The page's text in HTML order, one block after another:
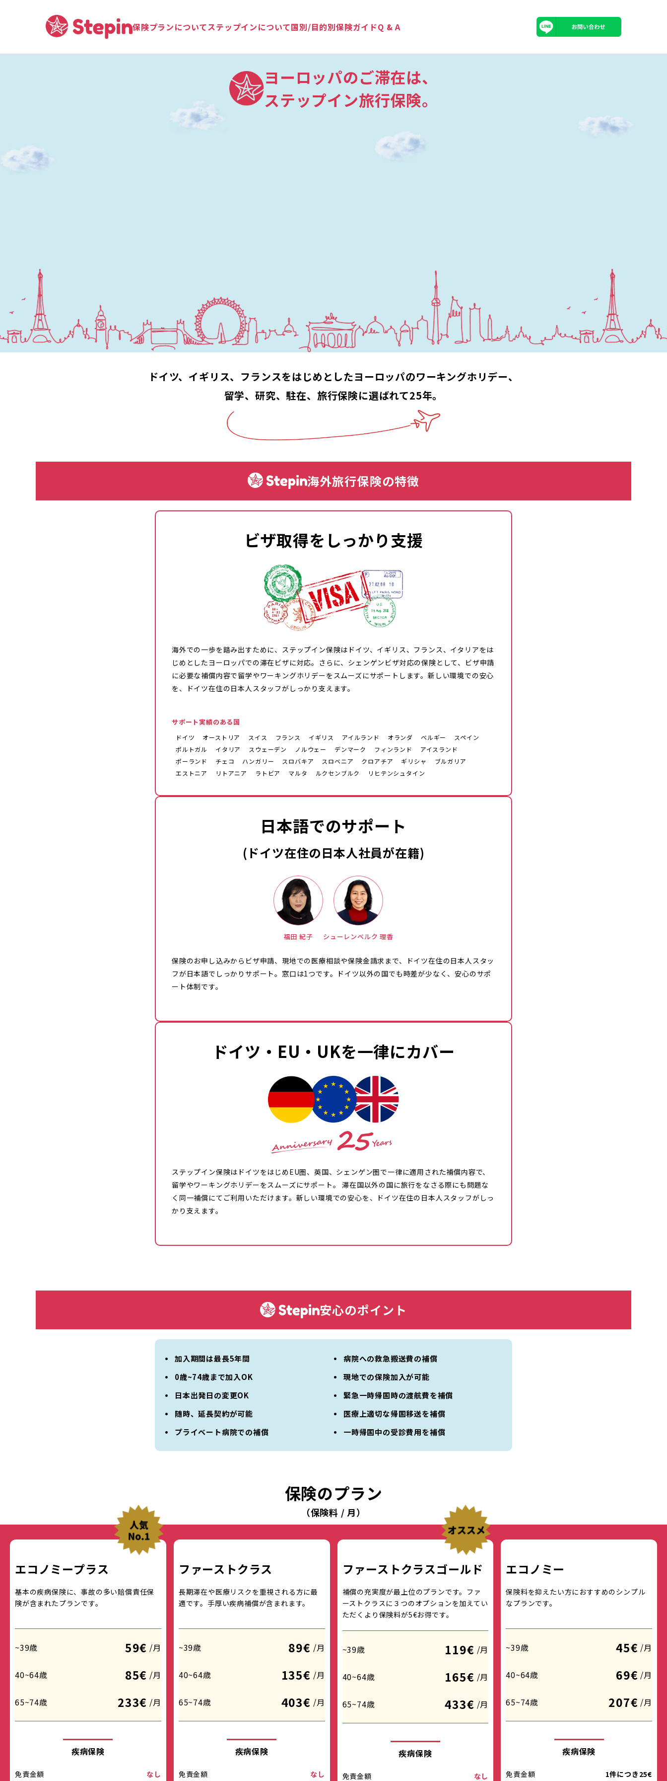
保険プランについてステップインについて国別/目的別保険ガイドQ & A
ヨーロッパのご滞在は、
ステップイン旅行保険。
ドイツ、イギリス、フランスをはじめとしたヨーロッパのワーキングホリデー、
留学、研究、駐在、旅行保険に選ばれて25年。
海外旅行保険の特徴
ビザ取得をしっかり支援
海外での一歩を踏み出すために、ステップイン保険はドイツ、イギリス、フランス、イタリアをは
じめとしたヨーロッパでの滞在ビザに対応。さらに、シェンゲンビザ対応の保険として、ビザ申請
に必要な補償内容で留学やワーキングホリデーをスムーズにサポートします。新しい環境での安心
を、ドイツ在住の日本人スタッフがしっかり支えます。
サポート実績のある国
ドイツ オーストリア スイス フランス イギリス アイルランド オランダ ベルギー
スペイン
ポルトガル
イタリア スウェーデン ノルウェー デンマーク フィンランド
アイスランド
ポーランド
チェコ ハンガリー スロバキア スロベニア クロアチア ギリシャ
ブルガリア
エストニア
リトアニア ラトビア マルタ ルクセンブルク リヒテンシュタイン
日本語でのサポート
(ドイツ在住の日本人社員が在籍)
福田 紀子 シューレンベルク 理香
保険のお申し込みからビザ申請、現地での医療相談や保険金請求まで、ドイツ在住の日本人スタッ
フが日本語でしっかりサポート。窓口は1つです。ドイツ以外の国でも時差が少なく、安心のサポ
ート体制です。
ドイツ・EU・UKを一律にカバー
ステップイン保険はドイツをはじめEU圏、英国、シェンゲン圏で一律に適用された補償内容で、
留学やワーキングホリデーをスムーズにサポート。 滞在国以外の国に旅行をなさる際にも問題な
く同一補償にてご利用いただけます。新しい環境での安心を、ドイツ在住の日本人スタッフがしっ
かり支えます。
安心のポイント
加入期間は最長5年間
0歳~74歳まで加入OK
日本出発日の変更OK
随時、延長契約が可能
プライベート病院での補償
病院への救急搬送費の補償
現地での保険加入が可能
緊急一時帰国時の渡航費を補償
医療上適切な帰国移送を補償
一時帰国中の受診費用を補償
保険のプラン
（保険料 / 月）
エコノミープラス
基本の疾病保険に、事故の多い賠償責任保
険が含まれたプランです。
~39歳 59€ /月
40~64歳 85€ /月
65~74歳 233€ /月
疾病保険
免責金額 なし
ファーストクラス
長期滞在や医療リスクを重視される方に最
適です。手厚い疾病補償が含まれます。
~39歳 89€ /月
40~64歳 135€ /月
65~74歳 403€ /月
疾病保険
免責金額 なし
ファーストクラスゴールド
補償の充実度が最上位のプランです。ファ
ーストクラスに３つのオプションを加えてい
ただくより保険料が5€お得です。
~39歳 119€ /月
40~64歳 165€ /月
65~74歳 433€ /月
疾病保険
免責金額 なし
エコノミー
保険料を抑えたい方におすすめのシンプル
なプランです。
~39歳 45€ /月
40~64歳 69€ /月
65~74歳 207€ /月
疾病保険
免責金額 1件につき25€